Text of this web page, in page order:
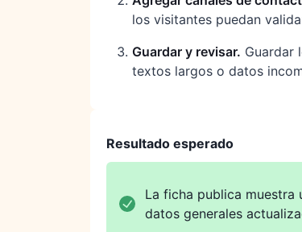
los visitantes puedan
Guardar y revisar. Guardar
textos largos o datos
Resultado esperado
La ficha publica muestra
datos generales